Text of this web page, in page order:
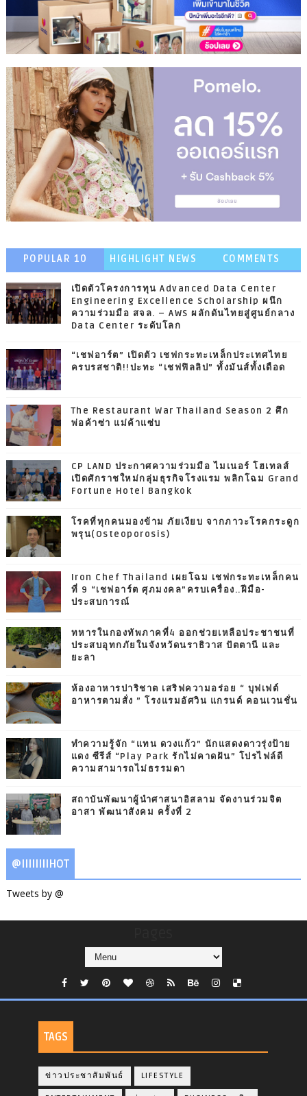
POPULAR 10 HIGHLIGHT NEWS COMMENTS
เปิดตัวโครงการทุน Advanced Data Center
Engineering Excellence Scholarship ผนึก
ความร่วมมือ สจล. – AWS ผลักดันไทยสู่ศูนย์กลาง
Data Center ระดับโลก
“เชฟอาร์ต” เปิดตัว เชฟกระทะเหล็กประเทศไทย
ครบรสชาติ!!ปะทะ “เชฟฟิลลิป” ทั้งมันส์ทั้งเดือด
The Restaurant War Thailand Season 2 ศึก
พ่อค้าซ่า แม่ค้าแซ่บ
CP LAND ประกาศความร่วมมือ ไมเนอร์ โฮเทลส์
เปิดศักราชใหม่กลุ่มธุรกิจโรงแรม พลิกโฉม Grand
Fortune Hotel Bangkok
โรคที่ทุกคนมองข้าม ภัยเงียบ จากภาวะโรคกระดูก
พรุน(Osteoporosis)
Iron Chef Thailand เผยโฉม เชฟกระทะเหล็กคน
ที่ 9 “เชฟอาร์ต ศุภมงคล”ครบเครื่อง..ฝีมือ-
ประสบการณ์
ทหารในกองทัพภาคที่4 ออกช่วยเหลือประชาชนที่
ประสบอุทกภัยในจังหวัดนราธิวาส ปัตตานี และ
ยะลา
ห้องอาหารปาริชาต เสริฟความอร่อย “ บุฟเฟต์
อาหารตามสั่ง ” โรงแรมอัศวิน แกรนด์ คอนเวนชั่น
ทำความรู้จัก “แทน ดวงแก้ว” นักแสดงดาวรุ่งป้าย
แดง ซีรีส์ “Play Park รักไม่คาดฝัน” โปรไฟล์ดี
ความสามารถไม่ธรรมดา
สถาบันพัฒนาผู้นำศาสนาอิสลาม จัดงานร่วมจิต
อาสา พัฒนาสังคม ครั้งที่ 2
@IIIIIIIIHOT
Tweets by @
TAGS
ข่าวประชาสัมพันธ์ LIFESTYLE